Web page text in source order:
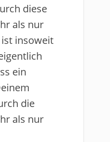
diese
als nur
insoweit
ein
die
als nur